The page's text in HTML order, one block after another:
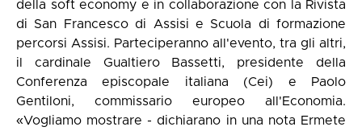
della soft economy e in collaborazione con la Rivista
di San Francesco di Assisi e Scuola di formazione
percorsi Assisi. Parteciperanno all'evento, tra gli altri,
il cardinale Gualtiero Bassetti, presidente della
Conferenza episcopale italiana (Cei) e Paolo
Gentiloni, commissario europeo all'Economia.
«Vogliamo mostrare - dichiarano in una nota Ermete